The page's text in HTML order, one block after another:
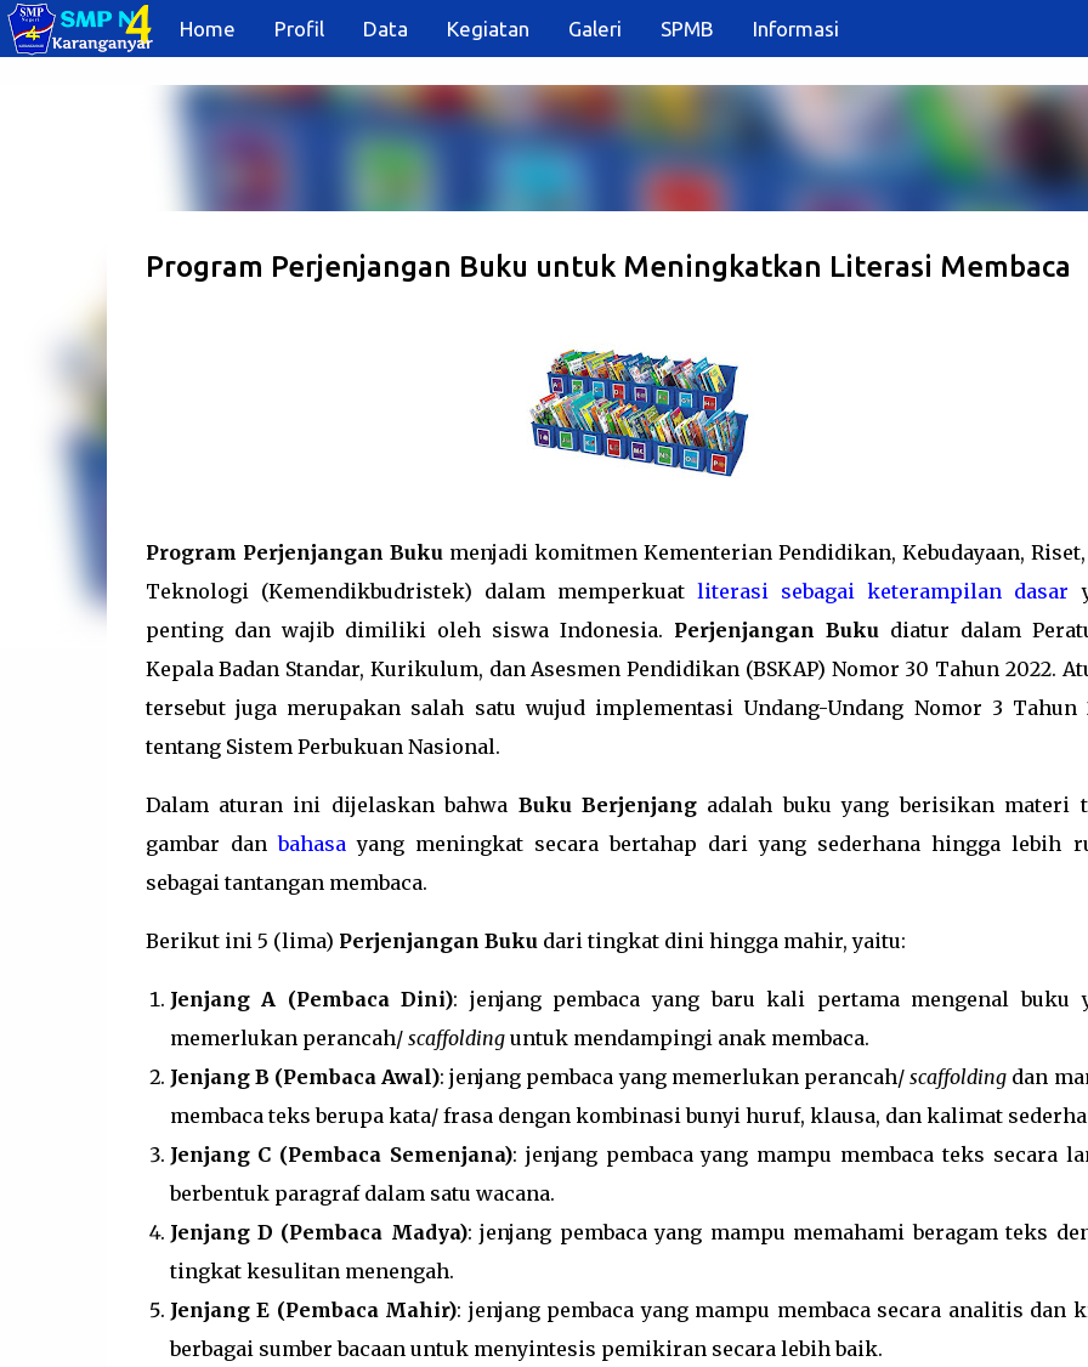
Home Profil Data Kegiatan Galeri SPMB Informasi
Langsung ke konten utama
Program Perjenjangan Buku untuk Meningkatkan Literasi Membaca
Program Perjenjangan Bukumenjadi komitmen Kementerian Pendidikan, Kebudayaan,
Teknologi (Kemendikbudristek) dalam memperkuat literasi sebagai keterampilan dasar
penting dan wajib dimiliki oleh siswa Indonesia. Perjenjangan Bukudiatur dalam
Kepala Badan Standar, Kurikulum, dan Asesmen Pendidikan (BSKAP) Nomor 30 Tahun 2022.
tersebut juga merupakan salah satu wujud implementasi Undang-Undang Nomor 3 Tahun
tentang Sistem Perbukuan Nasional.
Dalam aturan ini dijelaskan bahwa Buku Berjenjang adalah buku yang berisikan materi
gambar danbahasayang meningkat secara bertahap dari yang sederhana hingga lebih
sebagai tantangan membaca.
Berikut ini 5 (lima) Perjenjangan Bukudari tingkat dini hingga mahir, yaitu:
Jenjang A (Pembaca Dini): jenjang pembaca yang baru kali pertama mengenal buku
memerlukan perancah/ scaffoldinguntuk mendampingi anak membaca.
Jenjang B (Pembaca Awal): jenjang pembaca yang memerlukan perancah/scaffolding dan
membaca teks berupa kata/ frasa dengan kombinasi bunyi huruf, klausa, dan kalimat
Jenjang C (Pembaca Semenjana): jenjang pembaca yang mampu membaca teks secara
berbentuk paragraf dalam satu wacana.
Jenjang D (Pembaca Madya): jenjang pembaca yang mampu memahami beragam teks
tingkat kesulitan menengah.
Jenjang E (Pembaca Mahir): jenjang pembaca yang mampu membaca secara analitis dan
berbagai sumber bacaan untuk menyintesis pemikiran secara lebih baik.